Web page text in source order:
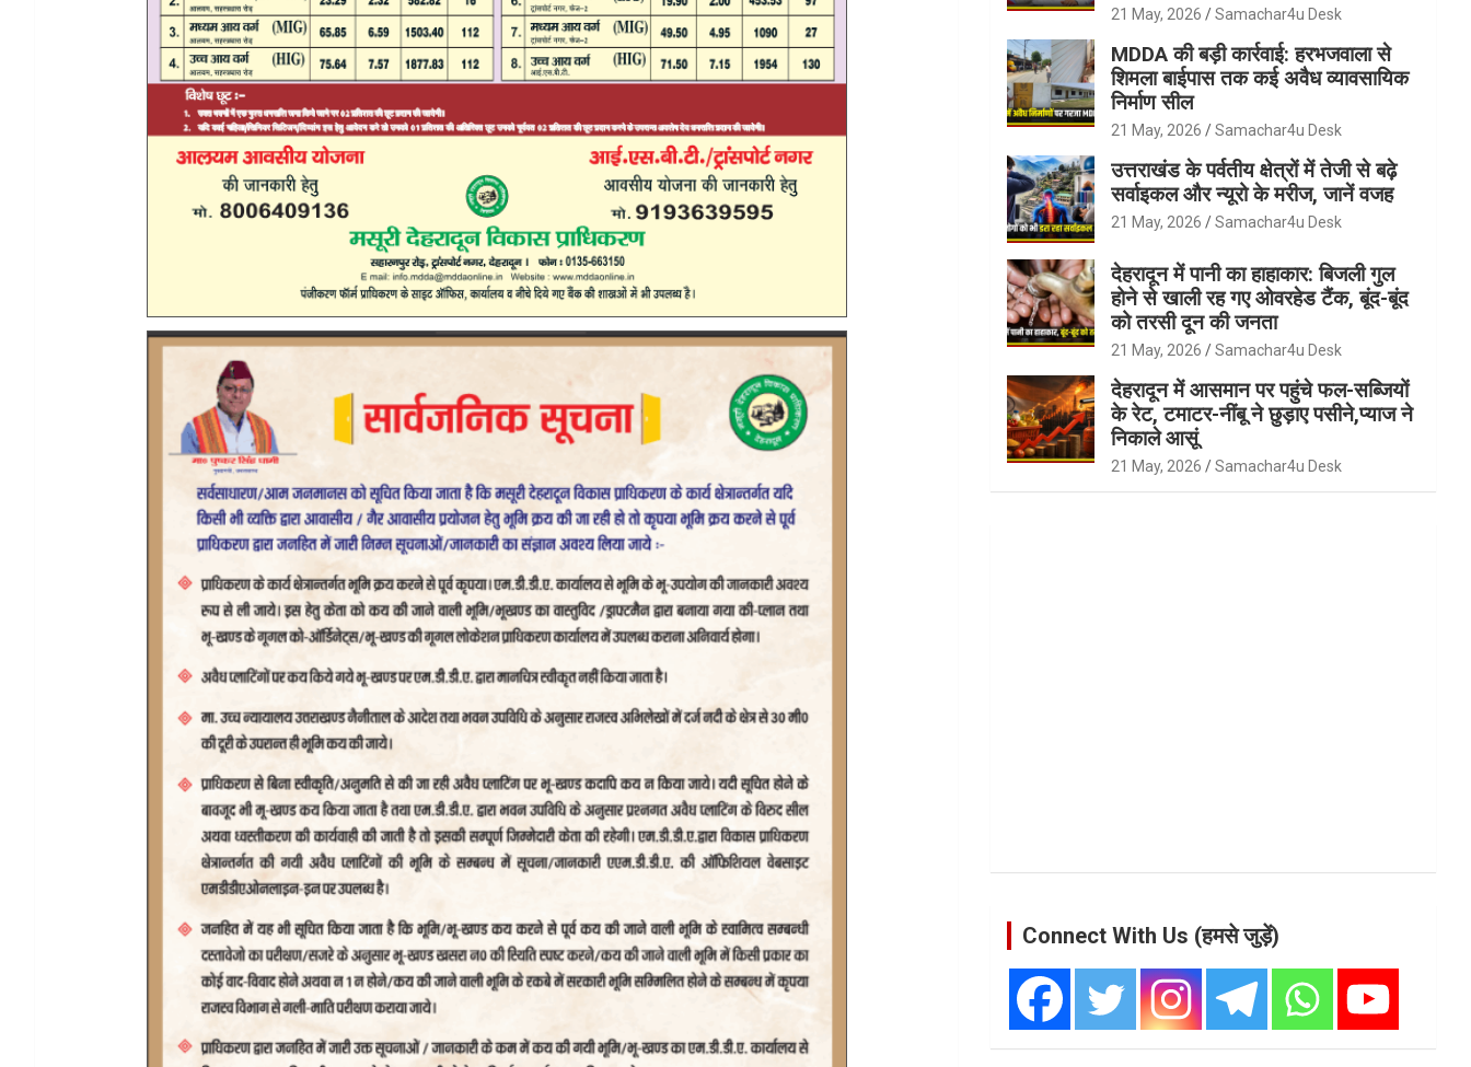
21 May, 2026 Samachar4u Desk
MDDA की बड़ी कार्रवाई: हरभजवाला से
शिमला बाईपास तक कई अवैध व्यावसायिक
निर्माण सील
21 May, 2026 Samachar4u Desk
उत्तराखंड के पर्वतीय क्षेत्रों में तेजी से बढ़े
सर्वाइकल और न्यूरो के मरीज, जानें वजह
21 May, 2026 Samachar4u Desk
देहरादून में पानी का हाहाकार: बिजली गुल
होने से खाली रह गए ओवरहेड टैंक, बूंद-बूंद
को तरसी दून की जनता
21 May, 2026 Samachar4u Desk
देहरादून में आसमान पर पहुंचे फल-सब्जियों
के रेट, टमाटर-नींबू ने छुड़ाए पसीने,प्याज ने
निकाले आसूं
21 May, 2026 Samachar4u Desk
Connect With Us (हमसे जुड़ें)